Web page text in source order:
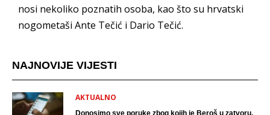
nosi nekoliko poznatih osoba, kao što su hrvatski
nogometaši Ante Tečić i Dario Tečić.
NAJNOVIJE VIJESTI
AKTUALNO
Donosimo sve poruke zbog kojih je Beroš u zatvoru.